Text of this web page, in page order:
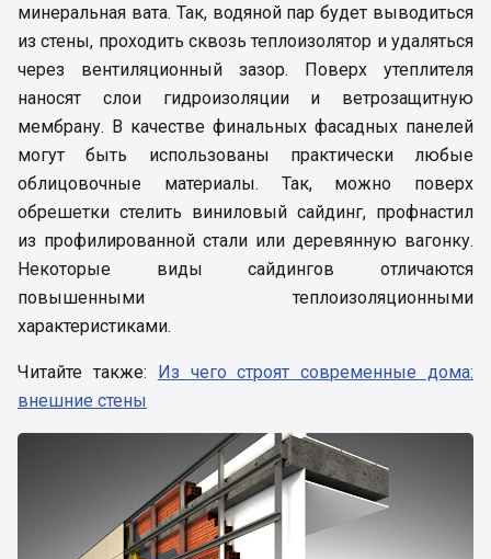
минеральная вата. Так, водяной пар будет выводиться
из стены, проходить сквозь теплоизолятор и удаляться
через вентиляционный зазор. Поверх утеплителя
наносят слои гидроизоляции и ветрозащитную
мембрану. В качестве финальных фасадных панелей
могут быть использованы практически любые
облицовочные материалы. Так, можно поверх
обрешетки стелить виниловый сайдинг, профнастил
из профилированной стали или деревянную вагонку.
Некоторые виды сайдингов отличаются
повышенными теплоизоляционными
характеристиками.
Читайте также: Из чего строят современные дома:
внешние стены